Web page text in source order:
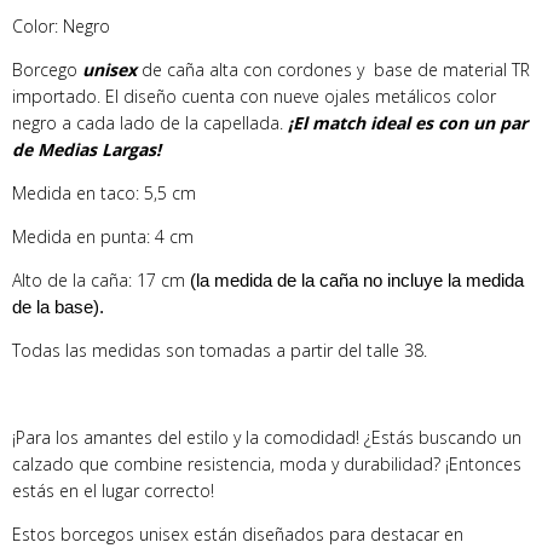
Color: Negro
Borcego unisexde caña alta con cordones y base de material TR
importado. El diseño cuenta con nueve ojales metálicos color
negro a cada lado de la capellada. ¡El match ideal es con un par
de Medias Largas!
Medida en taco: 5,5 cm
Medida en punta: 4 cm
Alto de la caña: 17 cm (la medida de la caña no incluye la medida
de la base).
Todas las medidas son tomadas a partir del talle 38.
¡Para los amantes del estilo y la comodidad! ¿Estás buscando un
calzado que combine resistencia, moda y durabilidad? ¡Entonces
estás en el lugar correcto!
Estos borcegos unisex están diseñados para destacar en